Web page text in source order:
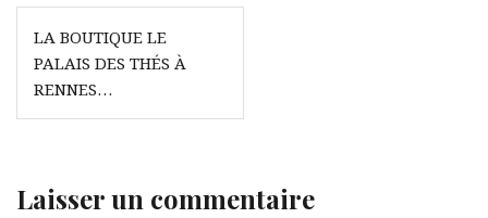
Navigation
de
l’article
LA BOUTIQUE LE
PALAIS DES THÉS À
RENNES…
Laisser un commentaire